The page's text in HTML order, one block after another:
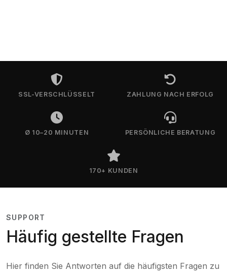
SSL-VERSCHLÜSSELT ZAHLUNG NACH ERFOLG
Ø 10–20 MINUTEN PERSÖNLICHE BERATUNG
170+ KUNDEN
SUPPORT
Häufig gestellte Fragen
Hier finden Sie Antworten auf die häufigsten Fragen zu